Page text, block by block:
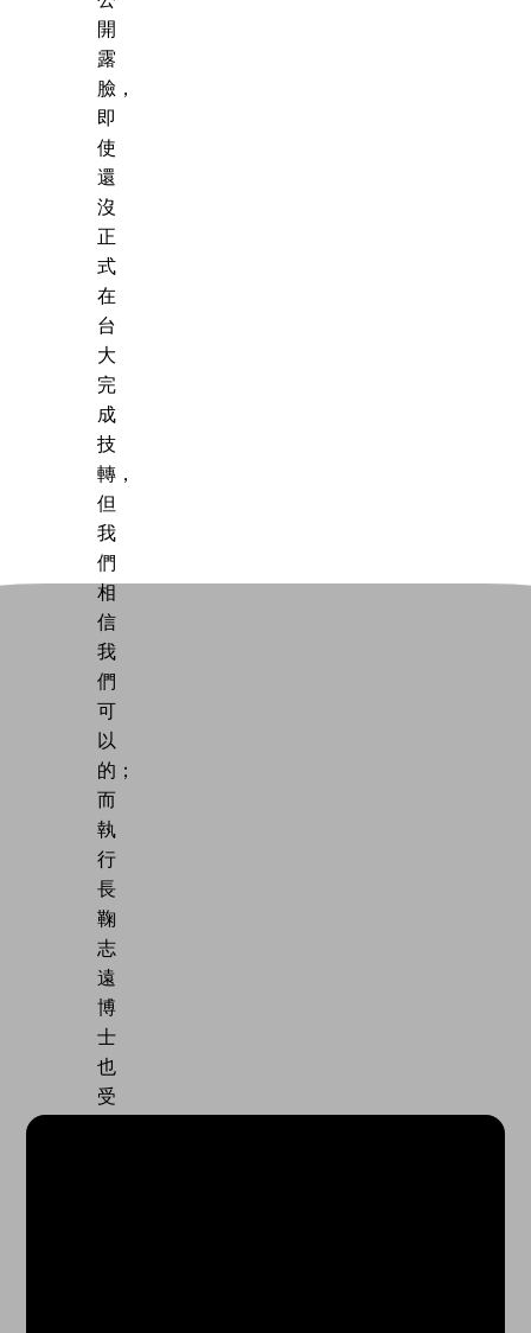
開
露
臉，
即
使
還
沒
正
式
在
台
大
完
成
技
轉，
但
我
們
相
信
我
們
可
以
的；
而
執
行
長
鞠
志
遠
博
士
也
受